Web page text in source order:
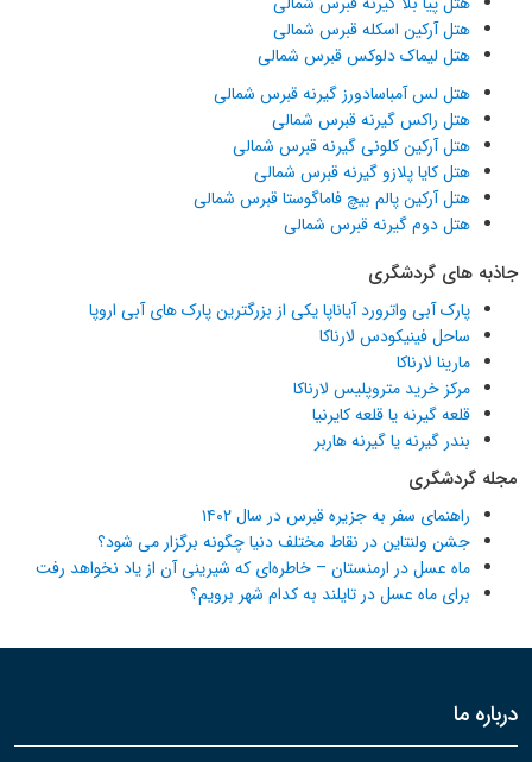
هتل آرکین اسکله قبرس شمالی
هتل لیماک دلوکس قبرس شمالی
هتل لس آمباسادورز گیرنه قبرس شمالی
هتل راکس گیرنه قبرس شمالی
هتل آرکین کلونی گیرنه قبرس شمالی
هتل کایا پلازو گیرنه قبرس شمالی
هتل آرکین پالم بیچ فاماگوستا قبرس شمالی
هتل دوم گیرنه قبرس شمالی
جاذبه های گردشگری
پارک آبی واترورد آیاناپا یکی از بزرگترین پارک های آبی اروپا
ساحل فینیکودس لارناکا
مارینا لارناکا
مرکز خرید متروپلیس لارناکا
قلعه گیرنه یا قلعه کایرنیا
بندر گیرنه یا گیرنه هاربر
مجله گردشگری
راهنمای سفر به جزیره قبرس در سال ۱۴۰۲
جشن ولنتاین در نقاط مختلف دنیا چگونه برگزار می شود؟
ماه عسل در ارمنستان – خاطره‌ای که شیرینی آن از یاد نخواهد رفت
برای ماه عسل در تایلند به کدام شهر برویم؟
درباره ما